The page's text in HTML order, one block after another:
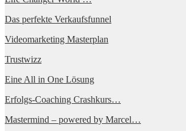
Das perfekte Verkaufsfunnel
Videomarketing Masterplan
Trustwizz
Eine All in One Lösung
Erfolgs-Coaching Crashkurs…
Mastermind – powered by Marcel…